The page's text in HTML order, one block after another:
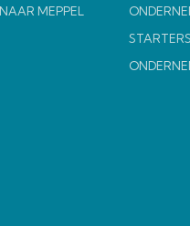
MEPPEL